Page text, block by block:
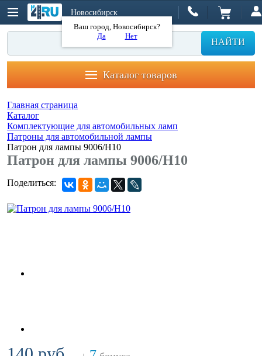
Новосибирск
Ваш город, Новосибирск?
Да
Нет
НАЙТИ
Каталог товаров
Главная страница
Каталог
Комплектующие для автомобильных ламп
Патроны для автомобильной лампы
Патрон для лампы 9006/H10
Патрон для лампы 9006/H10
Поделиться: